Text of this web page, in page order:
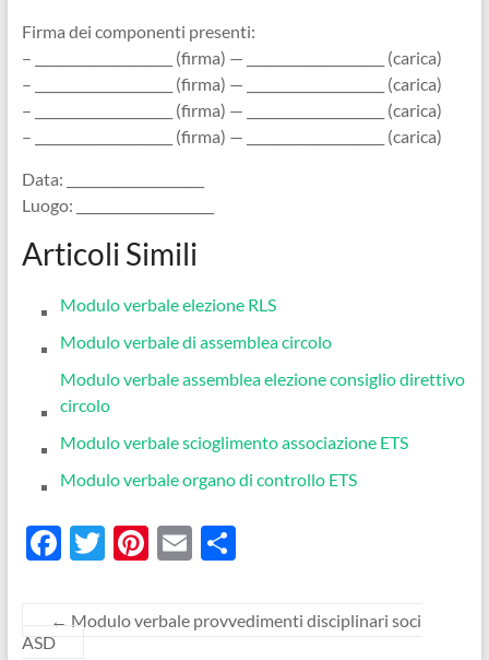
Firma dei componenti presenti:
– _____________________ (firma) — _____________________ (carica)
– _____________________ (firma) — _____________________ (carica)
– _____________________ (firma) — _____________________ (carica)
– _____________________ (firma) — _____________________ (carica)
Data: _____________________
Luogo: _____________________
Articoli Simili
Modulo verbale elezione RLS
Modulo verbale di assemblea circolo​
Modulo verbale assemblea elezione consiglio direttivo
circolo
Modulo verbale scioglimento associazione ETS​
Modulo verbale organo di controllo ETS​
F
e
T
itt
Pi
er
E
ail
C
n
← Modulo verbale provvedimenti disciplinari soci
ASD​